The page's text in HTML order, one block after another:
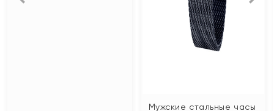
Мужские стальные часы